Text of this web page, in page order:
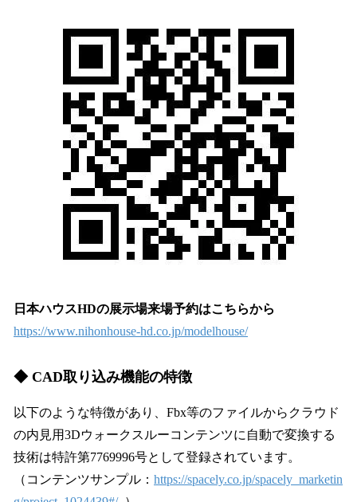
日本ハウスHDの展示場来場予約はこちらから
https://www.nihonhouse-hd.co.jp/modelhouse/
◆ CAD取り込み機能の特徴
以下のような特徴があり、Fbx等のファイルからクラウド
の内見用3Dウォークスルーコンテンツに自動で変換する
技術は特許第7769996号として登録されています。
（コンテンツサンプル： https://spacely.co.jp/spacely_marketin